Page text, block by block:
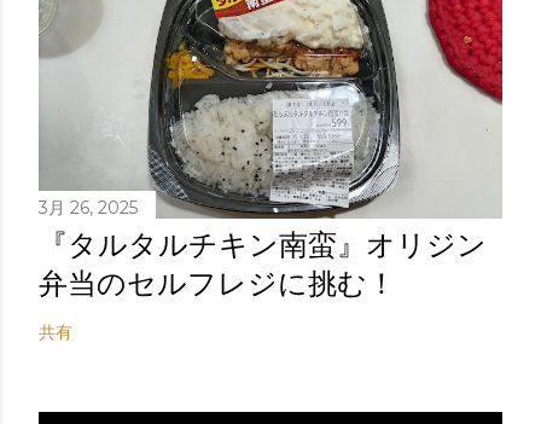
3月 26, 2025
『タルタルチキン南蛮』オリジン
弁当のセルフレジに挑む！
共有